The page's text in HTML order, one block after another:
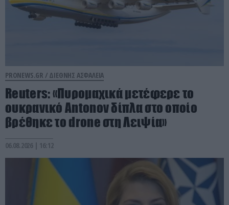
PRONEWS.GR / ΔΙΕΘΝΗΣ ΑΣΦΑΛΕΙΑ
Reuters: «Πυρομαχικά μετέφερε το
ουκρανικό Antonov δίπλα στο οποίο
βρέθηκε το drone στη Λειψία»
06.08.2026 | 16:12